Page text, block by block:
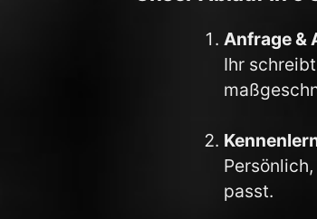
Anfrage &
Ihr
passt.